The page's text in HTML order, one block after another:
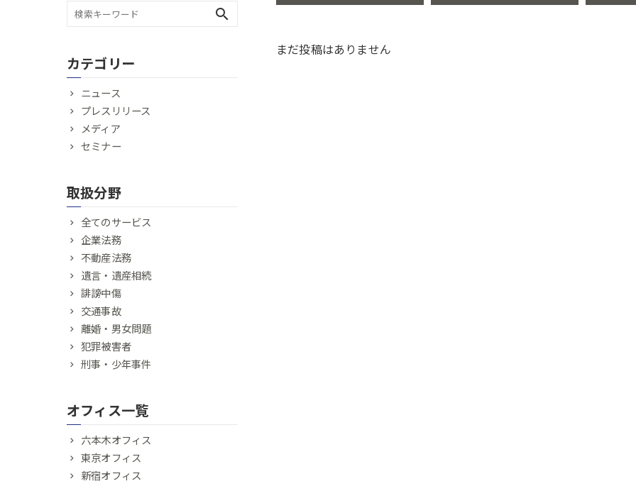
まだ投稿はありません
search
カテゴリー
ニュース
プレスリリース
メディア
セミナー
取扱分野
全てのサービス
企業法務
不動産法務
遺言・遺産相続
誹謗中傷
交通事故
離婚・男女問題
犯罪被害者
刑事・少年事件
オフィス一覧
六本木オフィス
東京オフィス
新宿オフィス